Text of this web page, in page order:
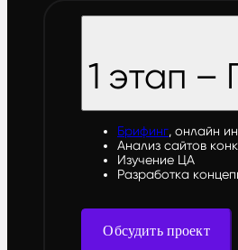
1 этап –
Брифинг, онлайн
Анализ сайтов
Изучение ЦА
Разработка
Обсудить проект